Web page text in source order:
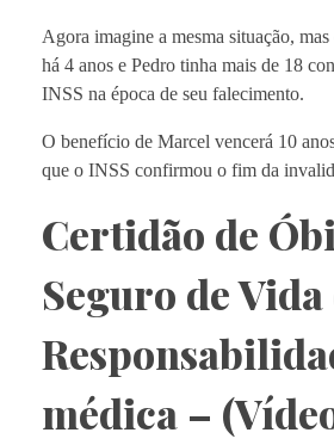
Agora imagine a mesma situação, mas
há 4 anos e Pedro tinha mais de 18
INSS na época de seu falecimento.
O benefício de Marcel vencerá 10
que o INSS confirmou o fim da
Certidão de
Seguro de Vida
médica –